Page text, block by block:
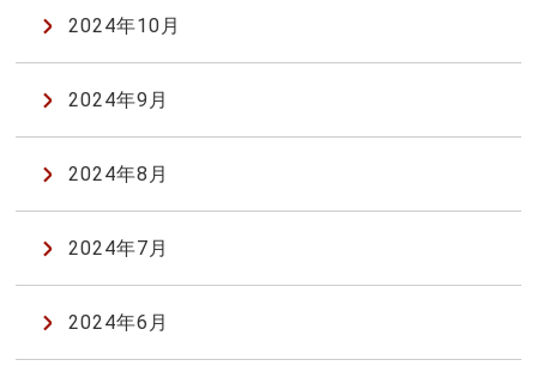
2024年10月
2024年9月
2024年8月
2024年7月
2024年6月